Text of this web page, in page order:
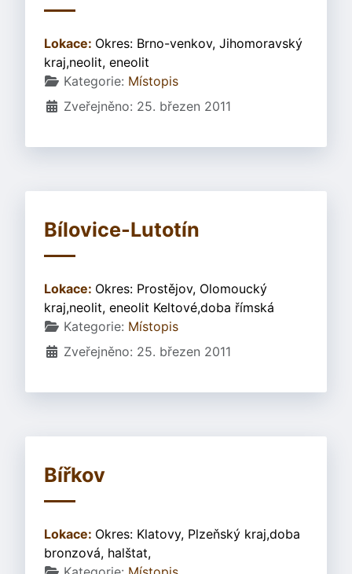
Lokace: Okres: Brno-venkov, Jihomoravský
kraj,neolit, eneolit
Základní údaje
Kategorie: Místopis
Zveřejněno: 25. březen 2011
Bílovice-Lutotín
Lokace: Okres: Prostějov, Olomoucký
kraj,neolit, eneolit Keltové,doba římská
Základní údaje
Kategorie: Místopis
Zveřejněno: 25. březen 2011
Bířkov
Lokace: Okres: Klatovy, Plzeňský kraj,doba
bronzová, halštat,